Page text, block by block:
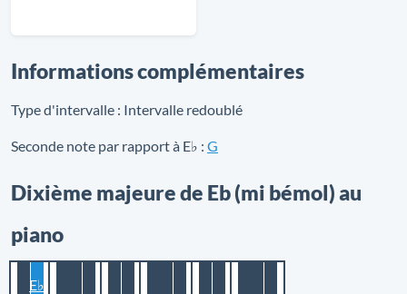
Informations complémentaires
Type d'intervalle : Intervalle redoublé
Seconde note par rapport à E♭ : G
Dixième majeure de Eb (mi bémol) au
piano
E♭